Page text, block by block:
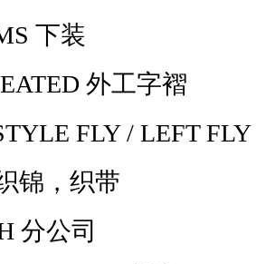
下装
外工字褶
FLY / LEFT FLY
，织带
公司